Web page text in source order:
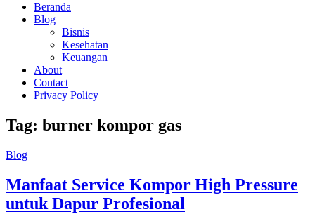
Beranda
Blog
Bisnis
Kesehatan
Keuangan
About
Contact
Privacy Policy
Tag: burner kompor gas
Blog
Manfaat Service Kompor High Pressure
untuk Dapur Profesional